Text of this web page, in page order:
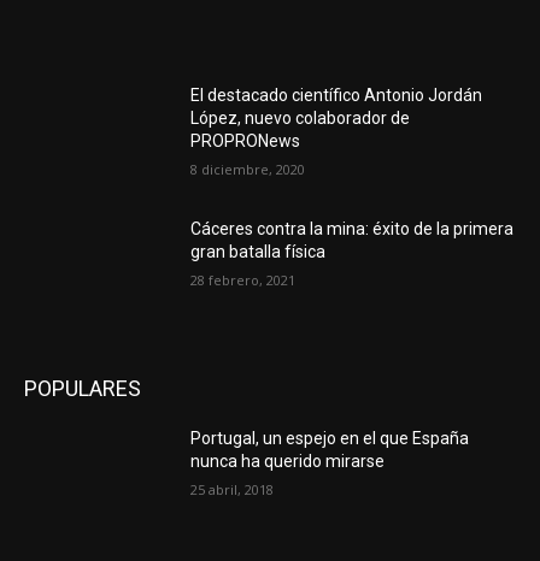
El destacado científico Antonio Jordán
López, nuevo colaborador de
PROPRONews
8 diciembre, 2020
Cáceres contra la mina: éxito de la primera
gran batalla física
28 febrero, 2021
POPULARES
Portugal, un espejo en el que España
nunca ha querido mirarse
25 abril, 2018